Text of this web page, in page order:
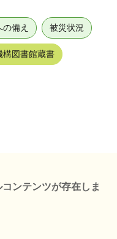
の備え 被災状況
構図書館蔵書
ンテンツが存在しま